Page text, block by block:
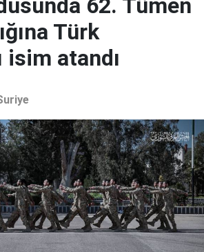
62. Tümen
Türk
isim atandı